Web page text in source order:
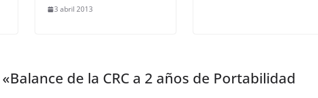
3 abril 2013
Balance de la CRC a 2 años de Portabilidad